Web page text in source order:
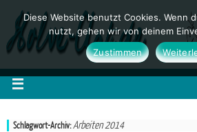
Schlagwort-Archiv:Arbeiten 2014
Diese Website benutzt Cookies. Wenn
nutzt, gehen wir von deinem
Zustimmen